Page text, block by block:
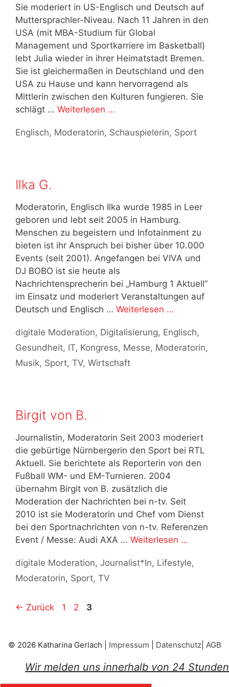
Sie moderiert in US-Englisch und Deutsch auf
Muttersprachler-Niveau. Nach 11 Jahren in den
USA (mit MBA-Studium für Global
Management und Sportkarriere im Basketball)
lebt Julia wieder in ihrer Heimatstadt Bremen.
Sie ist gleichermaßen in Deutschland und den
USA zu Hause und kann hervorragend als
Mittlerin zwischen den Kulturen fungieren. Sie
schlägt … Weiterlesen …
Kategorien
Englisch, Moderatorin, Schauspielerin, Sport
Ilka G.
Moderatorin, Englisch Ilka wurde 1985 in Leer
geboren und lebt seit 2005 in Hamburg.
Menschen zu begeistern und Infotainment zu
bieten ist ihr Anspruch bei bisher über 10.000
Events (seit 2001). Angefangen bei VIVA und
DJ BOBO ist sie heute als
Nachrichtensprecherin bei „Hamburg 1 Aktuell“
im Einsatz und moderiert Veranstaltungen auf
Deutsch und Englisch … Weiterlesen …
Kategorien
digitale Moderation, Digitalisierung, Englisch,
Gesundheit, IT, Kongress, Messe, Moderatorin,
Musik, Sport, TV, Wirtschaft
Birgit von B.
Journalistin, Moderatorin Seit 2003 moderiert
die gebürtige Nürnbergerin den Sport bei RTL
Aktuell. Sie berichtete als Reporterin von den
Fußball WM- und EM-Turnieren. 2004
übernahm Birgit von B. zusätzlich die
Moderation der Nachrichten bei n-tv. Seit
2010 ist sie Moderatorin und Chef vom Dienst
bei den Sportnachrichten von n-tv. Referenzen
Event / Messe: Audi AXA … Weiterlesen …
Kategorien
digitale Moderation, Journalist*In, Lifestyle,
Moderatorin, Sport, TV
← Zurück Seite
1 Seite
2 Seite
3
© 2026 Katharina Gerlach | Impressum Datenschutz| AGB
Wir melden uns innerhalb von 24 Stunden